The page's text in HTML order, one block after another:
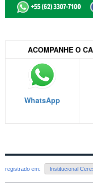
ACOMPANHE O
WhatsApp
registrado em: Institucional